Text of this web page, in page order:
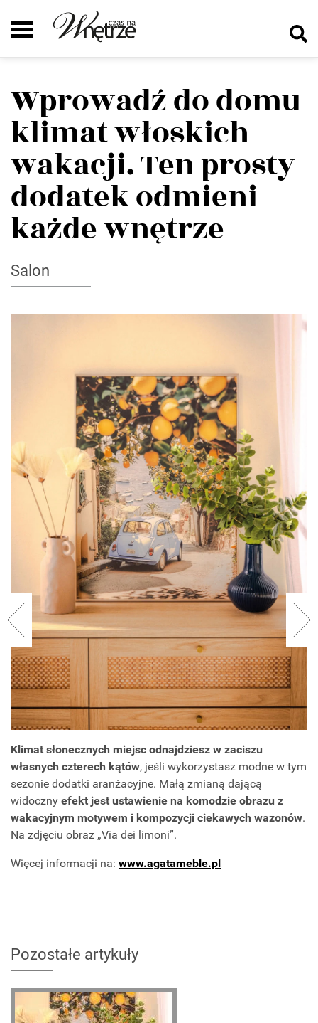
Wprowadź do domu
klimat włoskich
wakacji. Ten prosty
dodatek odmieni
każde wnętrze
Salon
Klimat słonecznych miejsc odnajdziesz w zaciszu
własnych czterech kątów, jeśli wykorzystasz modne w tym
sezonie dodatki aranżacyjne. Małą zmianą dającą
widoczny efekt jest ustawienie na komodzie obrazu z
wakacyjnym motywem i kompozycji ciekawych wazonów.
Na zdjęciu obraz „Via dei limoni”.
Więcej informacji na: www.agatameble.pl
Pozostałe artykuły